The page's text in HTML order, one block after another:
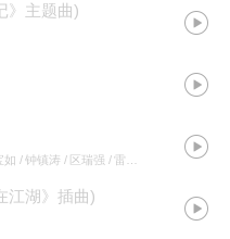
》主题曲)
瑞强 / 雷安娜 / 彭健新 / 露云娜
江湖》插曲)